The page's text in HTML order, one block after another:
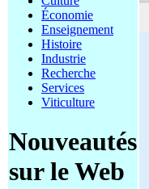
Économie
Enseignement
Histoire
Industrie
Recherche
Services
Viticulture
Nouveautés
sur le Web